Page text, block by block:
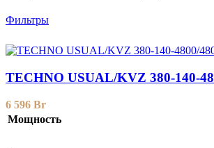
Фильтры
TECHNO USUAL/KVZ 380-140-
6 596 Br
Мощность